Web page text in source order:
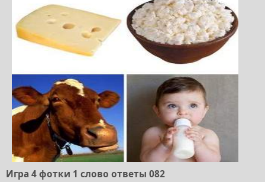
Игра 4 фотки 1 слово ответы 082